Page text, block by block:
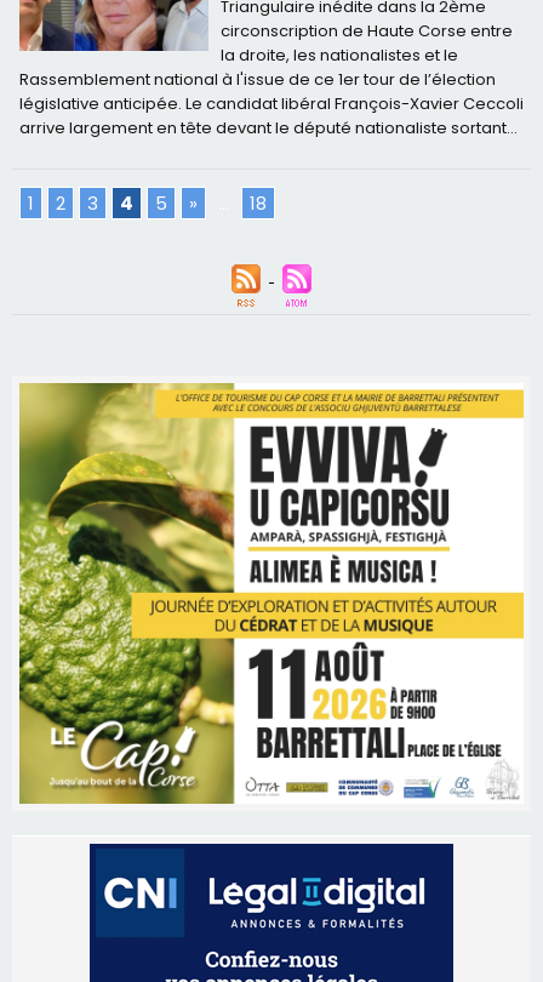
Triangulaire inédite dans la 2ème
circonscription de Haute Corse entre
la droite, les nationalistes et le
Rassemblement national à l'issue de ce 1er tour de l’élection
législative anticipée. Le candidat libéral François-Xavier Ceccoli
arrive largement en tête devant le député nationaliste sortant...
1 2 3 4 5 » 18